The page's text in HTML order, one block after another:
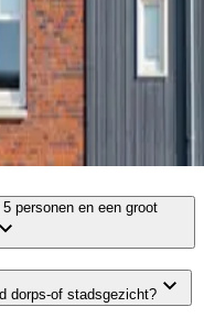
personen en een groot
dorps-of stadsgezicht?